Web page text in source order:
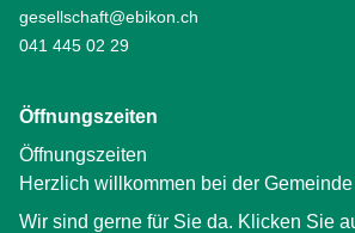
gesellschaft@ebikon.ch
041 445 02 29
Öffnungszeiten
Öffnungszeiten
Herzlich willkommen bei der
Wir sind gerne für Sie da. Klicken Sie